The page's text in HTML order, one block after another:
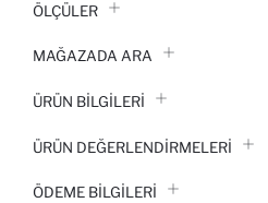
ÖLÇÜLER
MAĞAZADA ARA
ÜRÜN BILGILERI
ÜRÜN DEĞERLENDİRMELERİ
ÖDEME BİLGİLERİ